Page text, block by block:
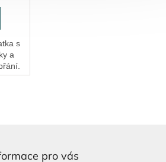
s
a
pro vás